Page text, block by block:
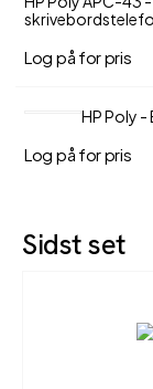
Log på for pris
HP Poly
Log på for pris
Sidst set